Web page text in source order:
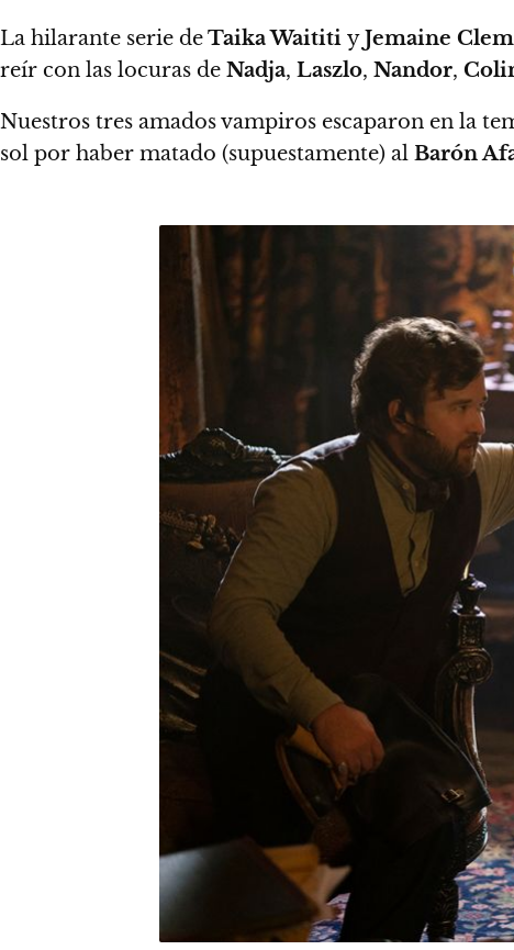
La hilarante serie deTaika Waititi yJemaine
reír con las locuras de Nadja, Laszlo, Nandor,
Nuestros tres amados vampiros escaparon en la
sol por haber matado (supuestamente) al Barón